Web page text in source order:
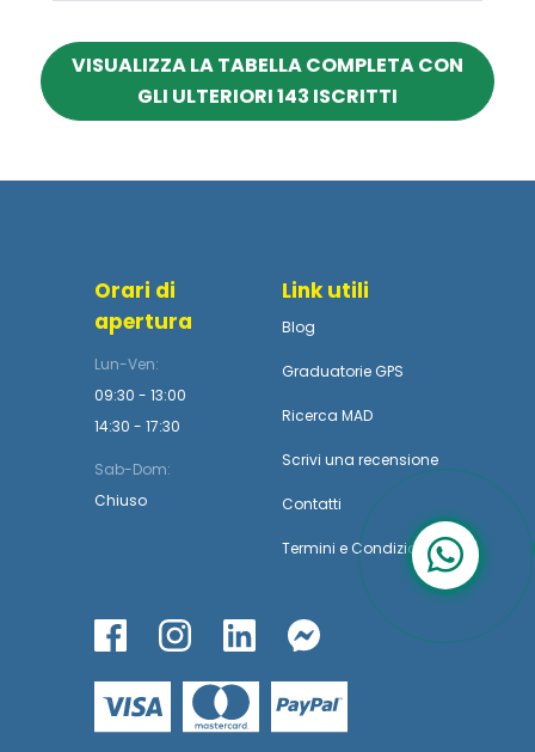
VISUALIZZA LA TABELLA COMPLETA CON
GLI ULTERIORI 143 ISCRITTI
Orari di
apertura
Lun-Ven:
09:30 - 13:00
14:30 - 17:30
Sab-Dom:
Chiuso
Link utili
Blog
Graduatorie GPS
Ricerca MAD
Scrivi una recensione
Contatti
Termini e Condizioni